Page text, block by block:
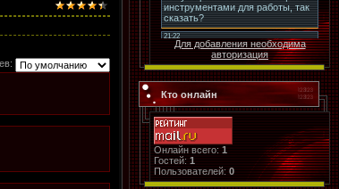
Для добавления необходима
авторизация
Кто онлайн
Онлайн всего: 1
Гостей: 1
Пользователей: 0